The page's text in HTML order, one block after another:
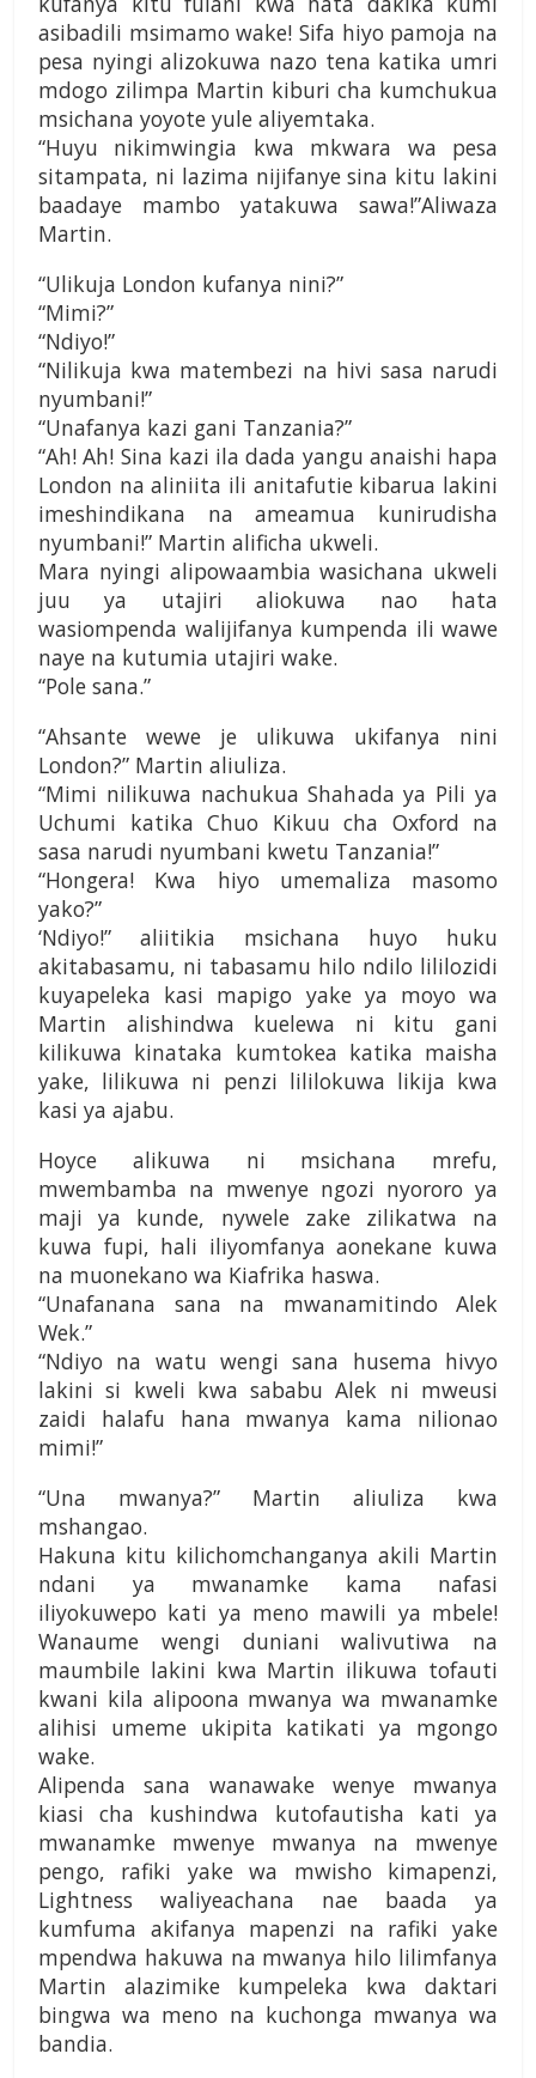
asibadili msimamo wake! Sifa hiyo pamoja na
pesa nyingi alizokuwa nazo tena katika umri
mdogo zilimpa Martin kiburi cha kumchukua
msichana yoyote yule aliyemtaka.
“Huyu nikimwingia kwa mkwara wa pesa
sitampata, ni lazima nijifanye sina kitu lakini
baadaye mambo yatakuwa sawa!”Aliwaza
Martin.
“Ulikuja London kufanya nini?”
“Mimi?”
“Ndiyo!”
“Nilikuja kwa matembezi na hivi sasa narudi
nyumbani!”
“Unafanya kazi gani Tanzania?”
“Ah! Ah! Sina kazi ila dada yangu anaishi hapa
London na aliniita ili anitafutie kibarua lakini
imeshindikana na ameamua kunirudisha
nyumbani!” Martin alificha ukweli.
Mara nyingi alipowaambia wasichana ukweli
juu ya utajiri aliokuwa nao hata
wasiompenda walijifanya kumpenda ili wawe
naye na kutumia utajiri wake.
“Pole sana.”
“Ahsante wewe je ulikuwa ukifanya nini
London?” Martin aliuliza.
“Mimi nilikuwa nachukua Shahada ya Pili ya
Uchumi katika Chuo Kikuu cha Oxford na
sasa narudi nyumbani kwetu Tanzania!”
“Hongera! Kwa hiyo umemaliza masomo
yako?”
‘Ndiyo!” aliitikia msichana huyo huku
akitabasamu, ni tabasamu hilo ndilo lililozidi
kuyapeleka kasi mapigo yake ya moyo wa
Martin alishindwa kuelewa ni kitu gani
kilikuwa kinataka kumtokea katika maisha
yake, lilikuwa ni penzi lililokuwa likija kwa
kasi ya ajabu.
Hoyce alikuwa ni msichana mrefu,
mwembamba na mwenye ngozi nyororo ya
maji ya kunde, nywele zake zilikatwa na
kuwa fupi, hali iliyomfanya aonekane kuwa
na muonekano wa Kiafrika haswa.
“Unafanana sana na mwanamitindo Alek
Wek.”
“Ndiyo na watu wengi sana husema hivyo
lakini si kweli kwa sababu Alek ni mweusi
zaidi halafu hana mwanya kama nilionao
mimi!”
“Una mwanya?” Martin aliuliza kwa
mshangao.
Hakuna kitu kilichomchanganya akili Martin
ndani ya mwanamke kama nafasi
iliyokuwepo kati ya meno mawili ya mbele!
Wanaume wengi duniani walivutiwa na
maumbile lakini kwa Martin ilikuwa tofauti
kwani kila alipoona mwanya wa mwanamke
alihisi umeme ukipita katikati ya mgongo
wake.
Alipenda sana wanawake wenye mwanya
kiasi cha kushindwa kutofautisha kati ya
mwanamke mwenye mwanya na mwenye
pengo, rafiki yake wa mwisho kimapenzi,
Lightness waliyeachana nae baada ya
kumfuma akifanya mapenzi na rafiki yake
mpendwa hakuwa na mwanya hilo lilimfanya
Martin alazimike kumpeleka kwa daktari
bingwa wa meno na kuchonga mwanya wa
bandia.